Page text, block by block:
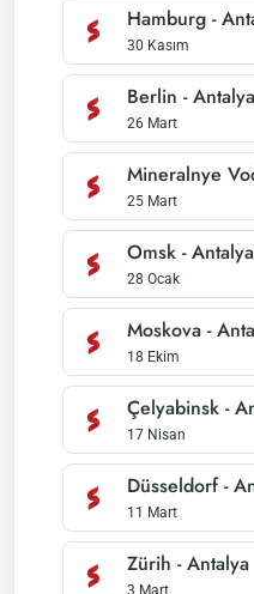
Hamburg -
30 Kasım
Berlin -Antalya
26 Mart
Mineralnye
25 Mart
Omsk -Antalya
28 Ocak
Moskova -
18 Ekim
Çelyabinsk -
17 Nisan
Düsseldorf-
11 Mart
Zürih -Antalya
3 Mart